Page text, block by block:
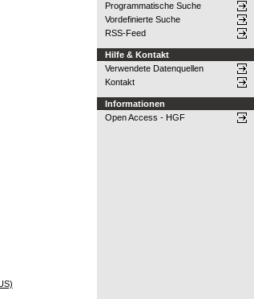
Programmatische Suche
Vordefinierte Suche
RSS-Feed
Hilfe & Kontakt
Verwendete Datenquellen
Kontakt
Informationen
Open Access - HGF